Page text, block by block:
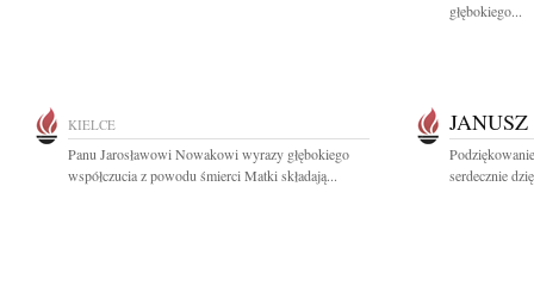
głębokiego...
KIELCE
Panu Jarosławowi Nowakowi wyrazy głębokiego
współczucia z powodu śmierci Matki składają...
serdecznie